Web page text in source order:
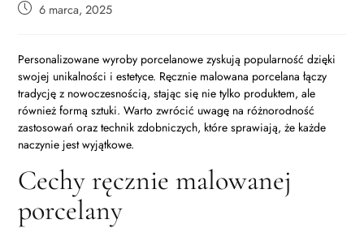
6 marca, 2025
Personalizowane wyroby porcelanowe zyskują popularność dzięki
swojej unikalności i estetyce. Ręcznie malowana porcelana łączy
tradycję z nowoczesnością, stając się nie tylko produktem, ale
również formą sztuki. Warto zwrócić uwagę na różnorodność
zastosowań oraz technik zdobniczych, które sprawiają, że każde
naczynie jest wyjątkowe.
Cechy ręcznie malowanej
porcelany